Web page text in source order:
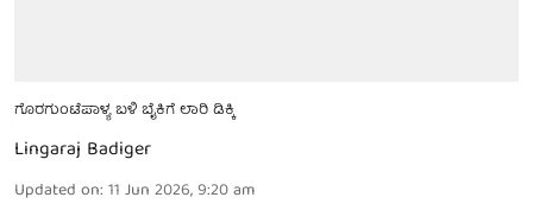
ಗೊರಗುಂಟೆಪಾಳ್ಯ ಬಳಿ ಬೈಕಿಗೆ ಲಾರಿ ಡಿಕ್ಕಿ
Lingaraj Badiger
Updated on: 11 Jun 2026, 9:20 am